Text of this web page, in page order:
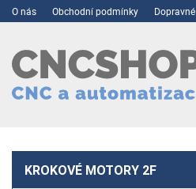
O nás Obchodní podmínky Dopravné
KROKOVÉ MOTORY 2F